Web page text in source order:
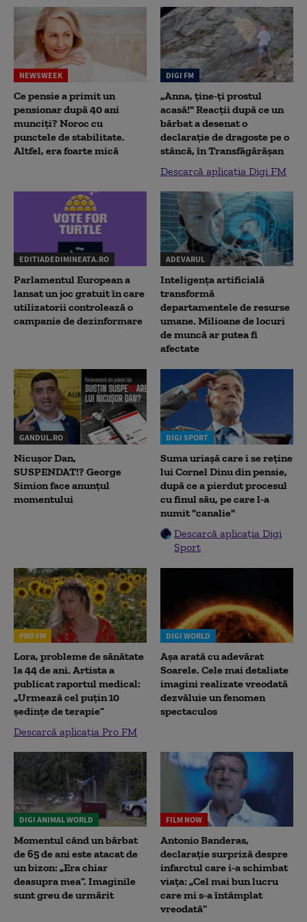
NEWSWEEK
Ce pensie a primit un
pensionar după 40 ani
munciți? Noroc cu
punctele de stabilitate.
Altfel, era foarte mică
DIGI FM
„Anna, ţine-ţi prostul
acasă!" Reacţii după ce un
bărbat a desenat o
declaraţie de dragoste pe o
stâncă, în Transfăgărăşan
Descarcă aplicația Digi FM
EDITIADEDIMINEATA.RO
Parlamentul European a
lansat un joc gratuit în care
utilizatorii controlează o
campanie de dezinformare
ADEVARUL
Inteligența artificială
transformă
departamentele de resurse
umane. Milioane de locuri
de muncă ar putea fi
afectate
GANDUL.RO
Nicușor Dan,
SUSPENDAT!? George
Simion face anunțul
momentului
DIGI SPORT
Suma uriașă care i se reține
lui Cornel Dinu din pensie,
după ce a pierdut procesul
cu finul său, pe care l-a
numit "canalie"
Descarcă aplicația Digi
Sport
PRO FM
Lora, probleme de sănătate
la 44 de ani. Artista a
publicat raportul medical:
„Urmează cel puțin 10
ședințe de terapie”
Descarcă aplicația Pro FM
DIGI WORLD
Așa arată cu adevărat
Soarele. Cele mai detaliate
imagini realizate vreodată
dezvăluie un fenomen
spectaculos
DIGI ANIMAL WORLD
Momentul când un bărbat
de 65 de ani este atacat de
un bizon: „Era chiar
deasupra mea”. Imaginile
sunt greu de urmărit
FILM NOW
Antonio Banderas,
declarație surpriză despre
infarctul care i-a schimbat
viața: „Cel mai bun lucru
care mi s-a întâmplat
vreodată”